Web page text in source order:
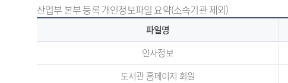
산업부 본부 등록 개인정보파일 요약(소속기관 제외)
파일명
인사정보
도서관 홈페이지 회원